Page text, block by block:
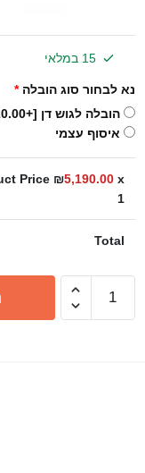
15 במלאי
נא לבחור סוג הובלה *
הובלה לגוש דן [+₪120.00]
איסוף עצמי
Price ₪5,190.00x
1
Total